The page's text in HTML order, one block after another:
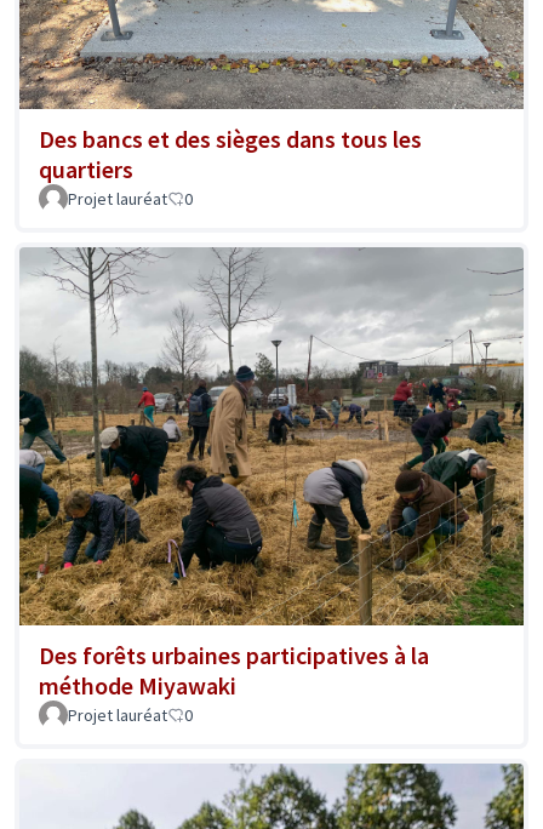
Des bancs et des sièges dans tous les
quartiers
Projet lauréat 0
Des forêts urbaines participatives à la
méthode Miyawaki
Projet lauréat 0